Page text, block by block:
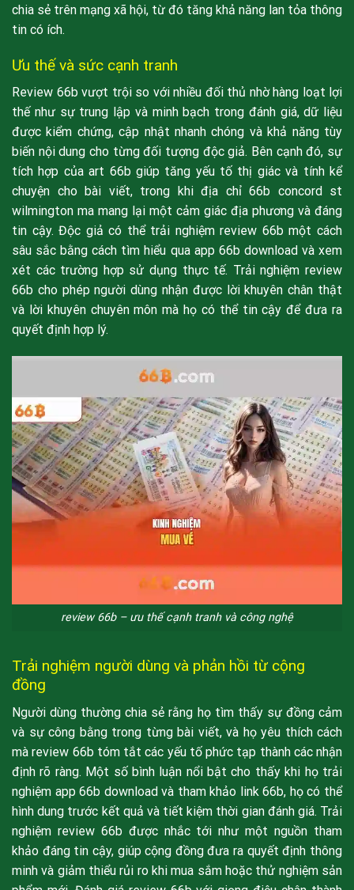
chia sẻ trên mạng xã hội, từ đó tăng khả năng lan tỏa thông
tin có ích.
Ưu thế và sức cạnh tranh
Review 66b vượt trội so với nhiều đối thủ nhờ hàng loạt lợi
thế như sự trung lập và minh bạch trong đánh giá, dữ liệu
được kiểm chứng, cập nhật nhanh chóng và khả năng tùy
biến nội dung cho từng đối tượng độc giả. Bên cạnh đó, sự
tích hợp của art 66b giúp tăng yếu tố thị giác và tính kể
chuyện cho bài viết, trong khi địa chỉ 66b concord st
wilmington ma mang lại một cảm giác địa phương và đáng
tin cậy. Độc giả có thể trải nghiệm review 66b một cách
sâu sắc bằng cách tìm hiểu qua app 66b download và xem
xét các trường hợp sử dụng thực tế. Trải nghiệm review
66b cho phép người dùng nhận được lời khuyên chân thật
và lời khuyên chuyên môn mà họ có thể tin cậy để đưa ra
quyết định hợp lý.
review 66b – ưu thế cạnh tranh và công nghệ
Trải nghiệm người dùng và phản hồi từ cộng
đồng
Người dùng thường chia sẻ rằng họ tìm thấy sự đồng cảm
và sự công bằng trong từng bài viết, và họ yêu thích cách
mà review 66b tóm tắt các yếu tố phức tạp thành các nhận
định rõ ràng. Một số bình luận nổi bật cho thấy khi họ trải
nghiệm app 66b download và tham khảo link 66b, họ có thể
hình dung trước kết quả và tiết kiệm thời gian đánh giá. Trải
nghiệm review 66b được nhắc tới như một nguồn tham
khảo đáng tin cậy, giúp cộng đồng đưa ra quyết định thông
minh và giảm thiểu rủi ro khi mua sắm hoặc thử nghiệm sản